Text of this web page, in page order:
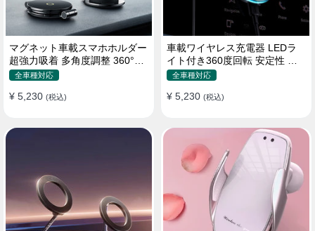
マグネット車載スマホホルダー
超強力吸着 多角度調整 360°回
転な台座 車用ホルダー 折りた
全機種対応
全車種対応
¥ 5,230 (税込)
車載ワイヤレス充電器 LEDラ
イト付き360度回転 安定性 粘
着ゲル吸盤＆エアコン吹き出し
イヤレス充電 スマホホルダー
全車種対応
¥ 5,230 (税込)